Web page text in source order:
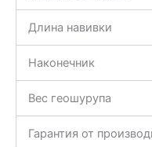
Длина навивки
Наконечник
Вес геошурупа
Гарантия от